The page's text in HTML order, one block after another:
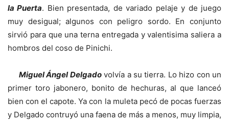
la Puerta. Bien presentada, de variado pelaje y de juego
muy desigual; algunos con peligro sordo. En conjunto
sirvió para que una terna entregada y valentisima saliera a
hombros del coso de Pinichi.
Miguel Ángel Delgadovolvía a su tierra. Lo hizo con un
primer toro jabonero, bonito de hechuras, al que lanceó
bien con el capote. Ya con la muleta pecó de pocas fuerzas
y Delgado contruyó una faena de más a menos, muy limpia,